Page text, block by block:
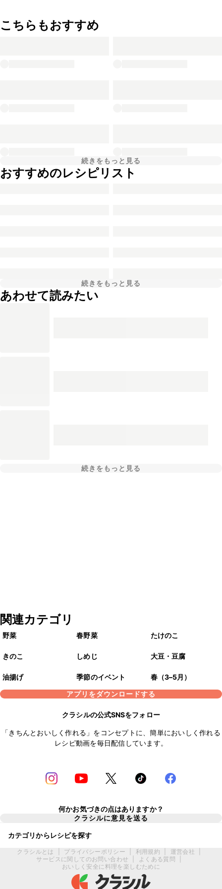
こちらもおすすめ
続きをもっと見る
おすすめのレシピリスト
続きをもっと見る
あわせて読みたい
続きをもっと見る
関連カテゴリ
野菜 春野菜 たけのこ
きのこ しめじ 大豆・豆腐
油揚げ 季節のイベント
春（3–5月）
アプリをダウンロードする
クラシルの公式SNSをフォロー
「きちんとおいしく作れる」をコンセプトに、簡単においしく作れる
レシピ動画を毎日配信しています。
何かお気づきの点はありますか？
クラシルに意見を送る
カテゴリからレシピを探す
クラシルとは プライバシーポリシー 利用規約 運営会社
サービスに関してのお問い合わせ
よくある質問
おいしく安全に料理を楽しむために